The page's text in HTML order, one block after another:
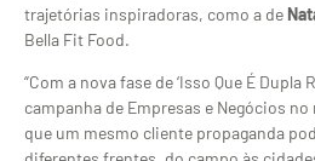
trajetórias inspiradoras, como a de
Bella Fit Food.
“Com a nova fase de ‘Isso Que É Dupla
campanha de Empresas e Negócios no
que um mesmo cliente propaganda